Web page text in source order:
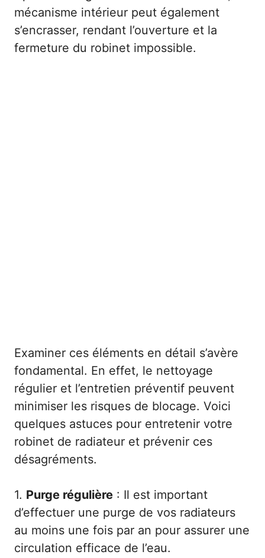
mécanisme intérieur peut également
s’encrasser, rendant l’ouverture et la
fermeture du robinet impossible.
Examiner ces éléments en détail s’avère
fondamental. En effet, le nettoyage
régulier et l’entretien préventif peuvent
minimiser les risques de blocage. Voici
quelques astuces pour entretenir votre
robinet de radiateur et prévenir ces
désagréments.
1. Purge régulière : Il est important
d’effectuer une purge de vos radiateurs
au moins une fois par an pour assurer une
circulation efficace de l’eau.